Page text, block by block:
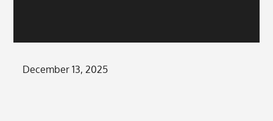
Posted
December 13, 2025